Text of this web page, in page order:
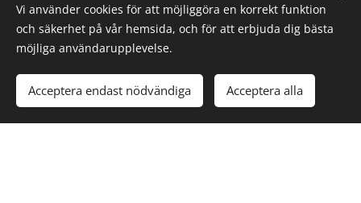
LADDA NER Gotl...uide.pdf
Vi använder cookies för att möjliggöra en korrekt funktion
och säkerhet på vår hemsida, och för att erbjuda dig bästa
möjliga användarupplevelse.
Acceptera endast nödvändiga Acceptera alla